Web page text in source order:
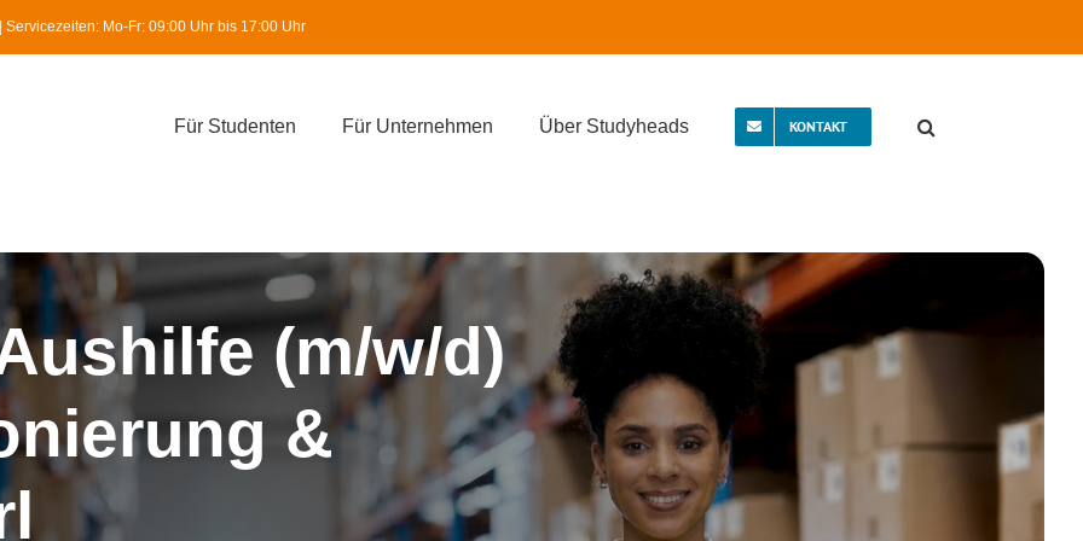
Mo-Fr: 09:00 Uhr bis 17:00 Uhr
Für Studenten Für Unternehmen Über Studyheads KONTAKT
(m/w/d)
&